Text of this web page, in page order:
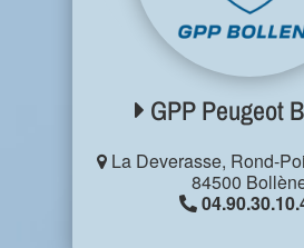
GPP Peugeot
La Deverasse, Rond-
84500